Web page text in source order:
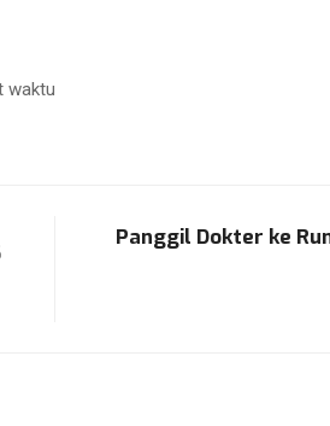
waktu
Panggil Dokter ke